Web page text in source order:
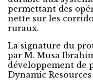
permettant des
nette sur les
ruraux.
La signature du
par M. Musa
développement de
Dynamic